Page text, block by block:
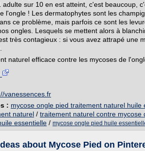
adulte sur 10 en est atteint, c'est beaucoup,
l'ongle ! Les dermatophytes sont les
ce problème, mais parfois ce sont les
ongles. Lesquels se mettent alors à
très contagieux : si vous avez attrapé une
naturel efficace contre les mycoses de
vanessences.fr
: mycose ongle pied traitement naturel huile
naturel / traitement naturel contre mycose
essentielle / mycose ongle pied huile
about Mycose Pied on